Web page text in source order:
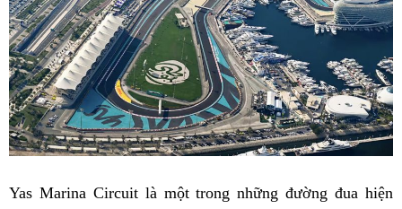
Yas Marina Circuit là một trong những đường đua hiện